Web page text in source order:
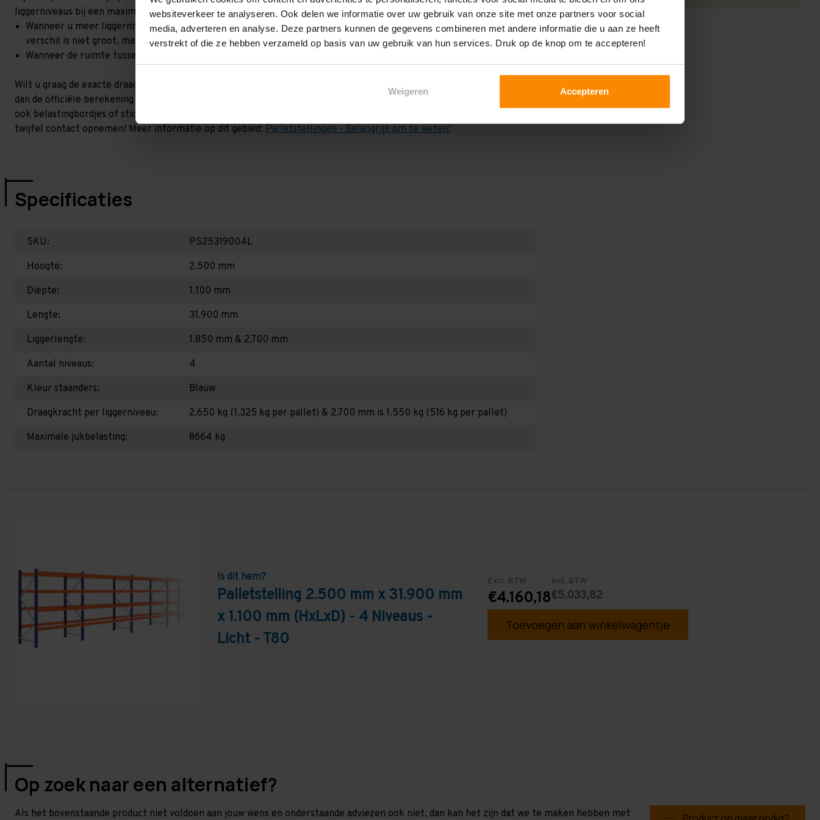
websiteverkeer te analyseren. Ook delen we informatie over uw gebruik van onze site met onze partners voor social
media, adverteren en analyse. Deze partners kunnen de gegevens combineren met andere informatie die u aan ze heeft
verstrekt of die ze hebben verzameld op basis van uw gebruik van hun services. Druk op de knop om te accepteren!
Weigeren Accepteren
liggerniveaus bij een maximale hoogteverschil. Goed om te weten:
Wanneer u meer liggerniveaus toevoegt, kan het zijn dat het draagvermogen per liggerniveau iets lager uit valt. Dit
verschil is niet groot, maar wel het beste om dit te laten berekenen!
Wanneer de ruimte tussen de liggerniveaus kleiner is dan 2,25 meter, valt de draagkracht juist iets hoger uit.
Wilt u graag de exacte draagkracht weten in uw situatie? Dan dient u even contact met ons op te nemen. Wij voeren
dan de officiële berekening uit. Dit doen we gratis en voor niets bij aankoop van een rij palletstellingen. Wij kunnen
ook belastingbordjes of stickers meeleveren waar de draagkracht van uw situatie op beschreven staat! Kortom, bij
twijfel contact opnemen! Meer informatie op dit gebied: Palletstellingen - Belangrijk om te weten!
Specificaties
SKU:
PS25319004L
Hoogte:
2.500 mm
Diepte:
1.100 mm
Lengte:
31.900 mm
Liggerlengte:
1.850 mm & 2.700 mm
Aantal niveaus:
4
Kleur staanders:
Blauw
Draagkracht per liggerniveau:
2.650 kg (1.325 kg per pallet) & 2.700 mm is 1.550 kg (516 kg per pallet)
Maximale jukbelasting:
8664 kg
Is dit hem?
Palletstelling 2.500 mm x 31.900 mm
x 1.100 mm (HxLxD) - 4 Niveaus -
Licht - T80
Excl. BTW
€4.160,18
Incl. BTW
€5.033,82
Toevoegen aan winkelwagentje
Op zoek naar een alternatief?
Als het bovenstaande product niet voldoen aan jouw wens en onderstaande adviezen ook niet, dan kan het zijn dat we te maken hebben met